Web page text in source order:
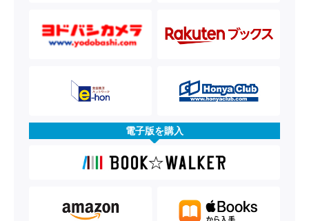
電子版を購入